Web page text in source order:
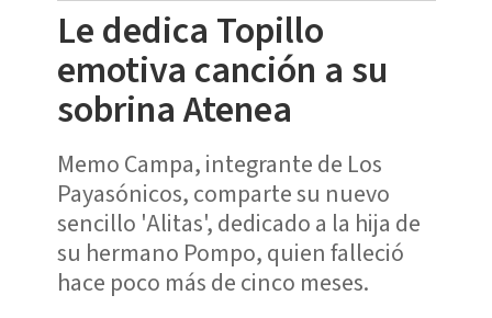
Le dedica Topillo
emotiva canción a su
sobrina Atenea
Memo Campa, integrante de Los
Payasónicos, comparte su nuevo
sencillo 'Alitas', dedicado a la hija de
su hermano Pompo, quien falleció
hace poco más de cinco meses.